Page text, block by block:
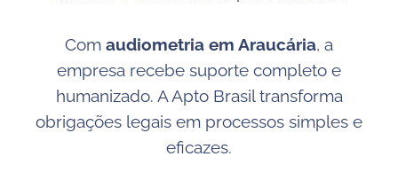
Com audiometria em Araucária, a
empresa recebe suporte completo e
humanizado. A Apto Brasil transforma
obrigações legais em processos simples e
eficazes.